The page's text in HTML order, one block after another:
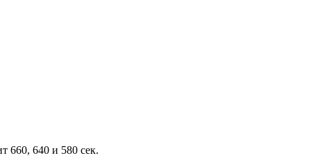
660, 640 и 580 сек.